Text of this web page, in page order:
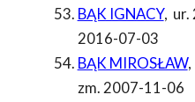
BĄK IGNACY, ur.
2016-07-03
BĄK MIROSŁAW,
zm. 2007-11-06